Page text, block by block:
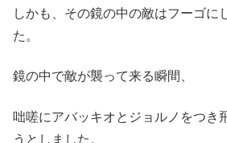
しかも、その鏡の中の敵はフーゴに
た。
鏡の中で敵が襲って来る瞬間、
咄嗟にアバッキオとジョルノをつき
うとしました。